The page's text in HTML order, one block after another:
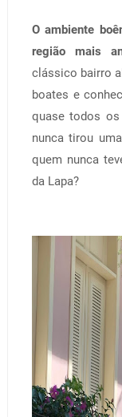
O ambiente
região mais
clássico bairro
boates e
quase todos
nunca tirou
quem nunca
da Lapa?